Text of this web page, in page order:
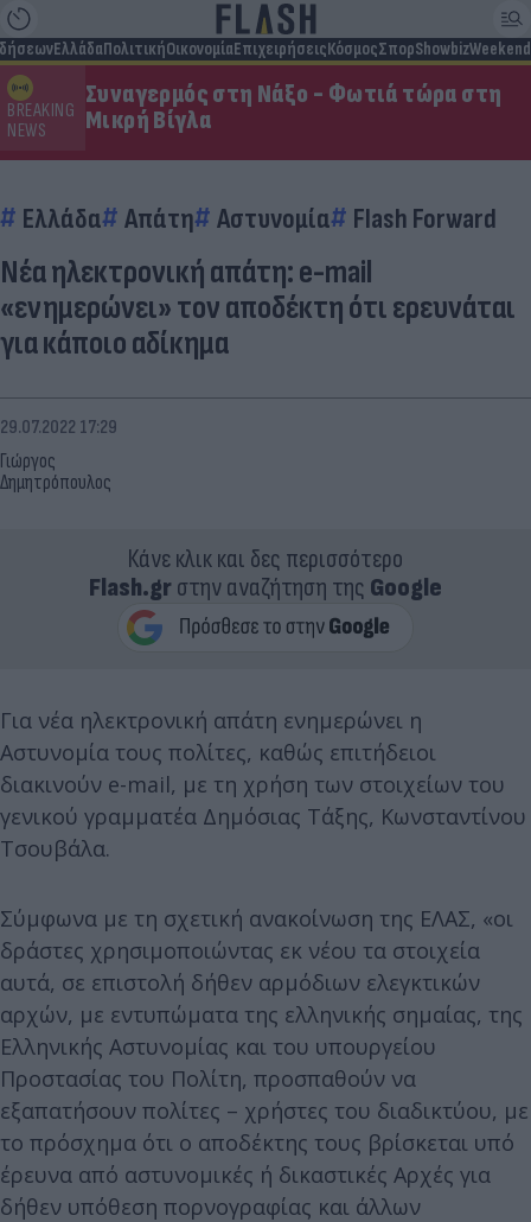
ΕλλάδαΠολιτικήΟικονομίαΕπιχειρήσειςΚόσμοςΣπορShowbizWeekend
BREAKING
NEWS
Συναγερμός στη Νάξο - Φωτιά τώρα στη
Μικρή Βίγλα
Ελλάδα Απάτη Αστυνομία Flash Forward
Νέα ηλεκτρονική απάτη: e-mail
«ενημερώνει» τον αποδέκτη ότι ερευνάται
για κάποιο αδίκημα
Γιώργος
Δημητρόπουλος
29.07.2022 17:29
Κάνε κλικ και δες περισσότερο
Flash.grστην αναζήτηση της Google
Για νέα ηλεκτρονική απάτη ενημερώνει η
Αστυνομία τους πολίτες, καθώς επιτήδειοι
διακινούν e-mail, με τη χρήση των στοιχείων του
γενικού γραμματέα Δημόσιας Τάξης, Κωνσταντίνου
Τσουβάλα.
Σύμφωνα με τη σχετική ανακοίνωση της ΕΛΑΣ, «οι
δράστες χρησιμοποιώντας εκ νέου τα στοιχεία
αυτά, σε επιστολή δήθεν αρμόδιων ελεγκτικών
αρχών, με εντυπώματα της ελληνικής σημαίας, της
Ελληνικής Αστυνομίας και του υπουργείου
Προστασίας του Πολίτη, προσπαθούν να
εξαπατήσουν πολίτες – χρήστες του διαδικτύου, με
το πρόσχημα ότι ο αποδέκτης τους βρίσκεται υπό
έρευνα από αστυνομικές ή δικαστικές Αρχές για
δήθεν υπόθεση πορνογραφίας και άλλων